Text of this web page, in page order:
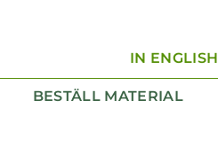
IN ENGLISH
BESTÄLL MATERIAL